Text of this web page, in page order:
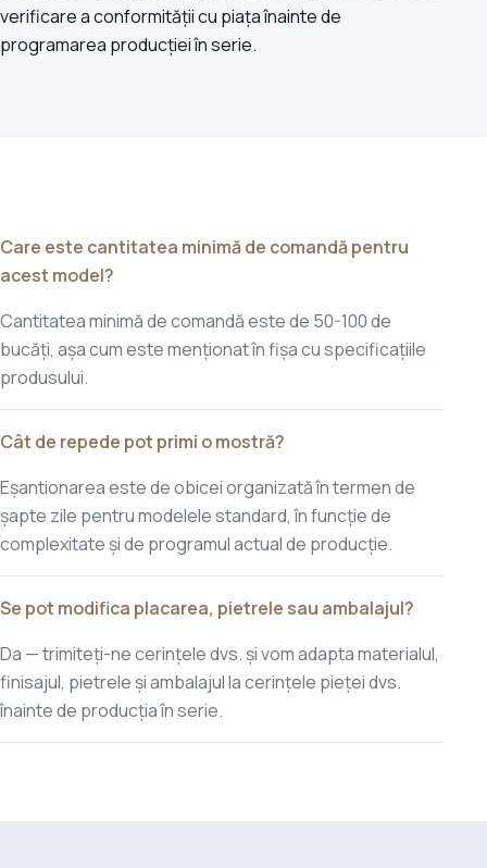
verificare a conformității cu piața înainte de
programarea producției în serie.
Care este cantitatea minimă de comandă pentru
acest model?
Cantitatea minimă de comandă este de 50-100 de
bucăți, așa cum este menționat în fișa cu specificațiile
produsului.
Cât de repede pot primi o mostră?
Eșantionarea este de obicei organizată în termen de
șapte zile pentru modelele standard, în funcție de
complexitate și de programul actual de producție.
Se pot modifica placarea, pietrele sau ambalajul?
Da — trimiteți-ne cerințele dvs. și vom adapta materialul,
finisajul, pietrele și ambalajul la cerințele pieței dvs.
înainte de producția în serie.